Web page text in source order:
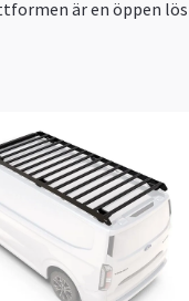
är en öppen